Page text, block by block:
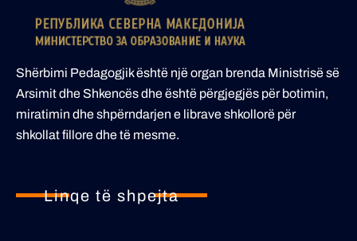
Shërbimi Pedagogjik është një organ brenda Ministrisë së
Arsimit dhe Shkencës dhe është përgjegjës për botimin,
miratimin dhe shpërndarjen e librave shkollorë për
shkollat fillore dhe të mesme.
Linqe të shpejta